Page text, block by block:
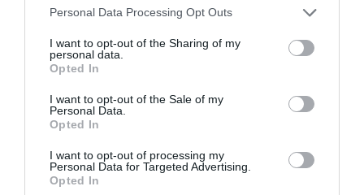
Please note that this website/app uses one or more Google
not limited to your visit or usage behaviour. You may click to
grant or deny consent to Google and its third-party tags to
use your data for below specified purposes in below Google
consent section.
Personal Data Processing Opt Outs
I want to opt-out of the Sharing of my
personal data.
Opted In
I want to opt-out of the Sale of my
Personal Data.
Opted In
I want to opt-out of processing my
Personal Data for Targeted Advertising.
Opted In
megoldást jelentik a fogak tisztítására: ezek a készülékek
eltávolítják a lepedéket, lebontják a fogkövet és jótékony
gyulladásos folyamatokat. Különösen hasznosak azok
számára, akik dohányoznak, illetve gyakran
fogyasztanak kávét vagy teát. Az ultrahangos fogkefék
azonban nem alkalmasak azok számára, akik koronával
rendelkeznek - az ultrahangos hullám gyengítheti az
ilyen szerkezetek rögzítését.